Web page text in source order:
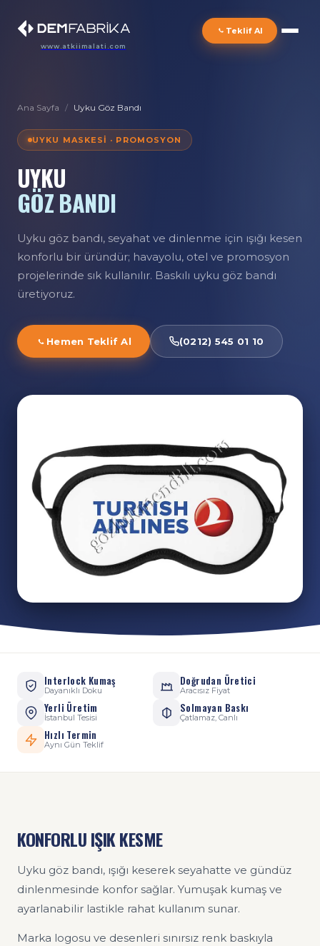
www.atkiimalati.com
Teklif Al
Ana Sayfa / Uyku Göz Bandı
UYKU MASKESI · PROMOSYON
UYKU
GÖZ BANDI
Uyku göz bandı, seyahat ve dinlenme için ışığı kesen
konforlu bir üründür; havayolu, otel ve promosyon
projelerinde sık kullanılır. Baskılı uyku göz bandı
üretiyoruz.
Hemen Teklif Al (0212) 545 01 10
Interlock Kumaş
Dayanıklı Doku
Doğrudan Üretici
Aracısız Fiyat
Yerli Üretim
İstanbul Tesisi
Solmayan Baskı
Çatlamaz, Canlı
Hızlı Termin
Aynı Gün Teklif
KONFORLU IŞIK KESME
Uyku göz bandı, ışığı keserek seyahatte ve gündüz
dinlenmesinde konfor sağlar. Yumuşak kumaş ve
ayarlanabilir lastikle rahat kullanım sunar.
Marka logosu ve desenleri sınırsız renk baskıyla